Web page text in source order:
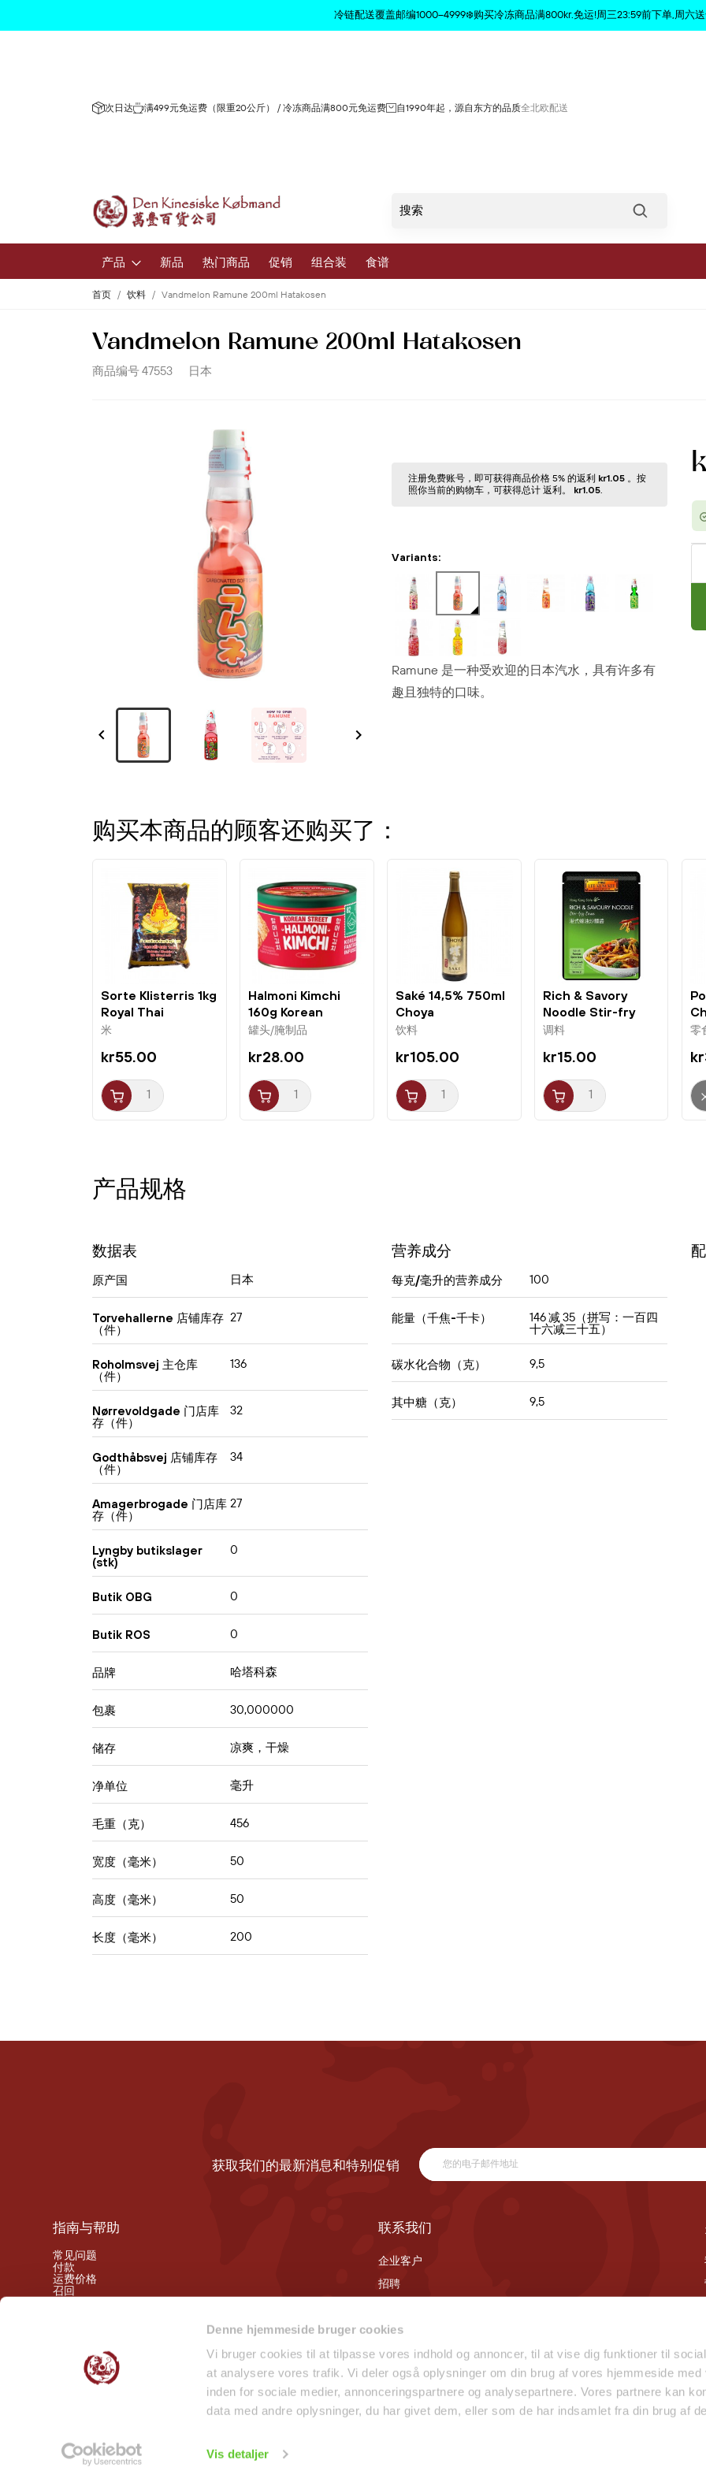
Denne hjemmeside bruger cookies
Vi bruger cookies til at tilpasse vores indhold og annoncer, til at vise dig funktioner til
at analysere vores trafik. Vi deler også oplysninger om din brug af vores hjemmeside med
inden for sociale medier, annonceringspartnere og analysepartnere. Vores partnere kan
data med andre oplysninger, du har givet dem, eller som de har indsamlet fra din brug af
Vis detaljer
冷链配送覆盖邮编1000–4999❄️购买冷冻商品满800kr.免运!周三23:59前下单,周六
次日达 满499元免运费（限重20公斤） / 冷冻商品满800元免运费 自1990年起，源自东方的品质全北欧配送
产品
新鲜水果和蔬菜
新品 热门商品 促销 组合装 食谱
首页 饮料 Vandmelon Ramune 200ml Hatakosen
Vandmelon Ramune 200ml Hatakosen
商品编号47553 日本
 
注册免费账号，即可获得商品价格 5% 的返利 kr1.05。按
照你当前的购物⻋，可获得总计 返利。
kr1.05.
Variants:
Ramune 是一种受欢迎的日本汽水，具有许多有
趣且独特的口味。
产品规格
数据表
原产国 日本
Torvehallerne 店铺库存
（件）
27
Roholmsvej 主仓库
（件）
136
Nørrevoldgade 门店库
存（件）
32
Godthåbsvej 店铺库存
（件）
34
Amagerbrogade 门店库
存（件）
27
Lyngby butikslager
(stk)
0
Butik OBG 0
Butik ROS 0
品牌 哈塔科森
包裹 30,000000
储存 凉爽，干燥
净单位 毫升
毛重（克） 456
宽度（毫米） 50
高度（毫米） 50
长度（毫米） 200
营养成分
每克/毫升的营养成分 100
能量（千焦-千卡） 146 减 35（拼写：一百四
十六减三十五）
碳水化合物（克） 9,5
其中糖（克） 9,5
购买本商品的顾客还购买了：
Sorte Klisterris 1kg
Royal Thai
米
kr55.00
Halmoni Kimchi
160g Korean
Street
罐头/腌制品
kr28.00
Saké 14,5% 750ml
Choya
饮料
kr105.00
Rich & Savory
Noodle Stir-fry
Sauce 50g LKK
调料
kr15.00
零
获取我们的最新消息和特别促销
指南与帮助
常见问题
付款
运费价格
召回
联系我们
企业客户
招聘
微笑检查报告 - 门店
商品已从购物车中删除